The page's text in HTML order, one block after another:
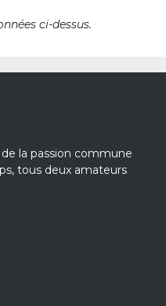
ci-dessus.
de la passion commune
tous deux amateurs